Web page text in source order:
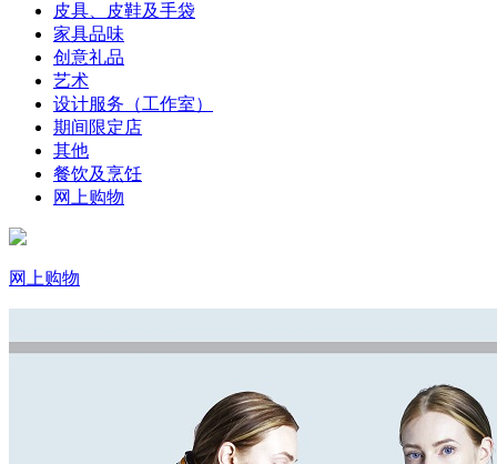
皮具、皮鞋及手袋
家具品味
创意礼品
艺术
设计服务（工作室）
期间限定店
其他
餐饮及烹饪
网上购物
网上购物